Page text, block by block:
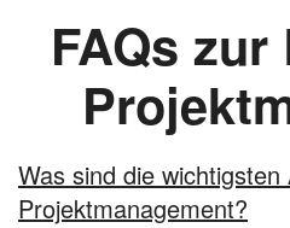
FAQs
Was sind die wichtigsten
Projektmanagement?